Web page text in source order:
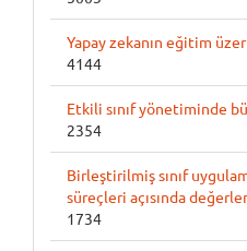
Yapay zekanın eğitim
4144
Etkili sınıf yönetiminde
2354
Birleştirilmiş sınıf
süreçleri açısında
1734